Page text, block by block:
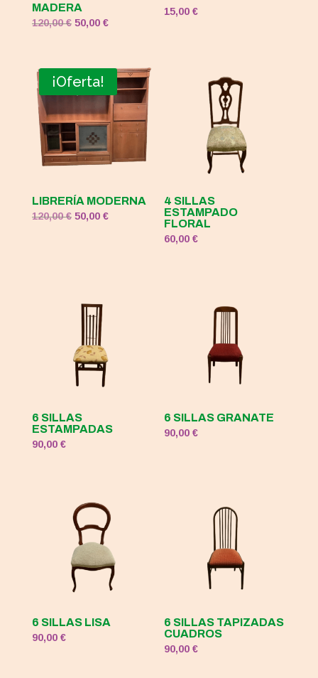
MADERA
120,00€ El
era:
120,00 €.
50,00 €El
es:
50,00 €.
15,00€
¡Oferta!
LIBRERÍA MODERNA
120,00€ El
50,00 €El
4 SILLAS
ESTAMPADO
FLORAL
60,00€
6 SILLAS
ESTAMPADAS
90,00 €
6 SILLAS GRANATE
90,00€
6 SILLAS LISA
90,00 €
6 SILLAS TAPIZADAS
CUADROS
90,00€